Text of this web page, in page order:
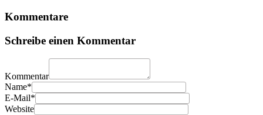
Kommentare
Schreibe einen Kommentar
Kommentar
Name*
E-Mail*
Website